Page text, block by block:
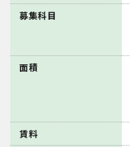
募集科目
面積
賃料